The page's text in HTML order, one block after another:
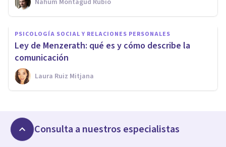
PSICOLOGÍA SOCIAL Y RELACIONES PERSONALES
Ley de Menzerath: qué es y cómo describe la
comunicación
Laura Ruiz Mitjana
Consulta a nuestros especialistas